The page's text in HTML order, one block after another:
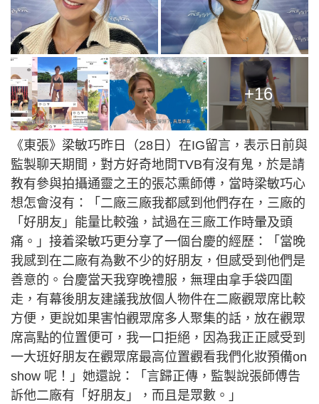
+16
《東張》梁敏巧昨日（28日）在IG留言，表示日前與
監製聊天期間，對方好奇地問TVB有沒有鬼，於是請
教有參與拍攝通靈之王的張芯熏師傅，當時梁敏巧心
想怎會沒有：「二廠三廠我都感到他們存在，三廠的
「好朋友」能量比較強，試過在三廠工作時暈及頭
痛。」接着梁敏巧更分享了一個台慶的經歷：「當晚
我感到在二廠有為數不少的好朋友，但感受到他們是
善意的。台慶當天我穿晚禮服，無理由拿手袋四圍
走，有幕後朋友建議我放個人物件在二廠觀眾席比較
方便，更說如果害怕觀眾席多人聚集的話，放在觀眾
席高點的位置便可，我一口拒絕，因為我正正感受到
一大班好朋友在觀眾席最高位置觀看我們化妝預備on
show 呢！」她還說：「言歸正傳，監製說張師傅告
訴他二廠有「好朋友」，而且是眾數。」